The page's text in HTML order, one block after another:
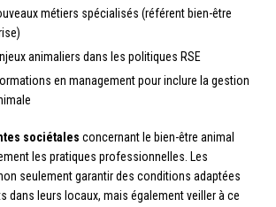
métiers spécialisés (référent bien-être
animaliers dans les politiques RSE
en management pour inclure la gestion
sociétales concernant le bien-être animal
les pratiques professionnelles. Les
seulement garantir des conditions adaptées
dans leurs locaux, mais également veiller à ce